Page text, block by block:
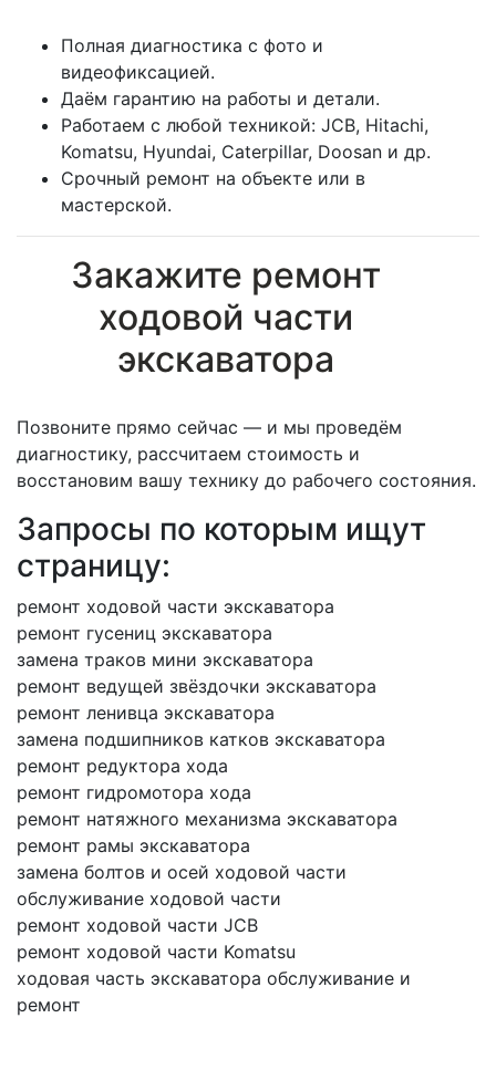
Полная диагностика с фото и
видеофиксацией.
Даём гарантию на работы и детали.
Работаем с любой техникой: JCB, Hitachi,
Komatsu, Hyundai, Caterpillar, Doosan и др.
Срочный ремонт на объекте или в
мастерской.
Закажите ремонт
ходовой части
экскаватора
Позвоните прямо сейчас — и мы проведём
диагностику, рассчитаем стоимость и
восстановим вашу технику до рабочего состояния.
Запросы по которым ищут
страницу:
ремонт ходовой части экскаватора
ремонт гусениц экскаватора
замена траков мини экскаватора
ремонт ведущей звёздочки экскаватора
ремонт ленивца экскаватора
замена подшипников катков экскаватора
ремонт редуктора хода
ремонт гидромотора хода
ремонт натяжного механизма экскаватора
ремонт рамы экскаватора
замена болтов и осей ходовой части
обслуживание ходовой части
ремонт ходовой части JCB
ремонт ходовой части Komatsu
ходовая часть экскаватора обслуживание и
ремонт